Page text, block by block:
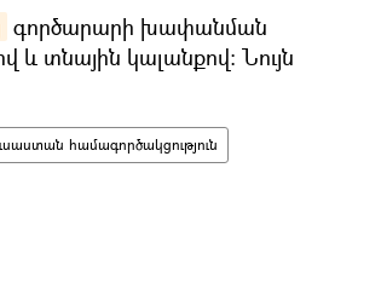
գործարարի խափանման
տնային կալանքով։ Նույն
համագործակցություն